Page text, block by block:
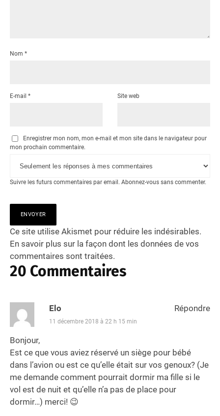
Nom *
E-mail * Site web
Enregistrer mon nom, mon e-mail et mon site dans le navigateur pour
mon prochain commentaire.
Suivre les futurs commentaires par email. Abonnez-vous sans commenter.
Ce site utilise Akismet pour réduire les indésirables.
En savoir plus sur la façon dont les données de vos
commentaires sont traitées.
20 Commentaires
Elo
11 décembre 2018 à 22 h 15 min
Bonjour,
Est ce que vous aviez réservé un siège pour bébé
dans l’avion ou est ce qu’elle était sur vos genoux? (Je
me demande comment pourrait dormir ma fille si le
vol est de nuit et qu’elle n’a pas de place pour
dormir…) merci! 😉
Répondre